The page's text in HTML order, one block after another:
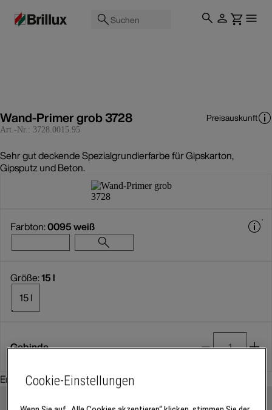
Suchen
Wand-Primer grob 3728
Art.-Nr.: 3728.0015.95
Preisauskunft
Sehr gut deckende Spezialgrundierfarbe für Gipskarton,
Gipsputz und Beton.
Farbton:0095 weiß
Größe:15 l
15 l
Gebinde
Empfohlenes Zubehör:
Cookie-Einstellungen